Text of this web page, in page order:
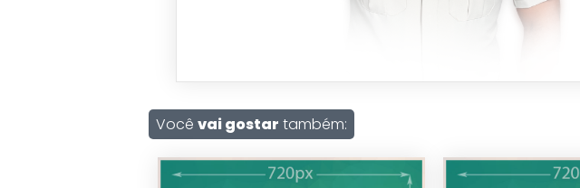
Você vai gostar também: